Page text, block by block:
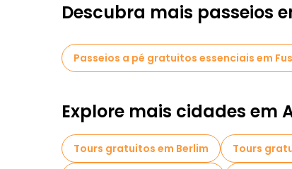
Descubra mais passeios
Passeios a pé gratuitos essenciais em
Explore mais cidades em
Tours gratuitos em Berlim Tours